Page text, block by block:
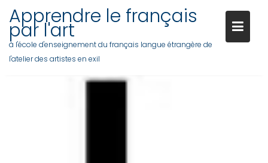
content
Apprendre le français
par l'art
à l'école d'enseignement du français langue étrangère de
l'atelier des artistes en exil